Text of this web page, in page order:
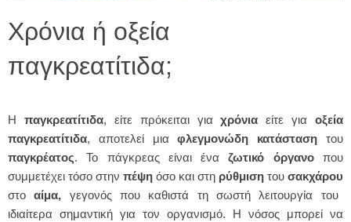
Χρόνια ή οξεία
παγκρεατίτιδα;
Η παγκρεατίτιδα, είτε πρόκειται γιαχρόνια είτε για οξεία
παγκρεατίτιδα, αποτελεί μιαφλεγμονώδη κατάσταση του
παγκρέατος. Το πάγκρεας είναι έναζωτικό όργανοπου
συμμετέχει τόσο στην πέψη όσο και στη ρύθμιση του σακχάρου
στοαίμα, γεγονός που καθιστά τη σωστή λειτουργία του
ιδιαίτερα σημαντική για τον οργανισμό. Η νόσος μπορεί να